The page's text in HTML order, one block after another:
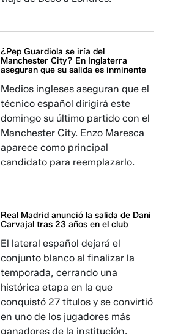
¿Pep Guardiola se iría del
Manchester City? En Inglaterra
aseguran que su salida es inminente
Medios ingleses aseguran que el
técnico español dirigirá este
domingo su último partido con el
Manchester City. Enzo Maresca
aparece como principal
candidato para reemplazarlo.
Real Madrid anunció la salida de Dani
Carvajal tras 23 años en el club
El lateral español dejará el
conjunto blanco al finalizar la
temporada, cerrando una
histórica etapa en la que
conquistó 27 títulos y se convirtió
en uno de los jugadores más
ganadores de la institución.